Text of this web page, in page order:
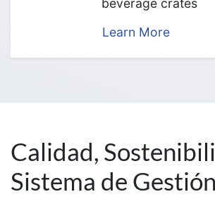
Learn More
Sistema de Gestión
Medioambiental